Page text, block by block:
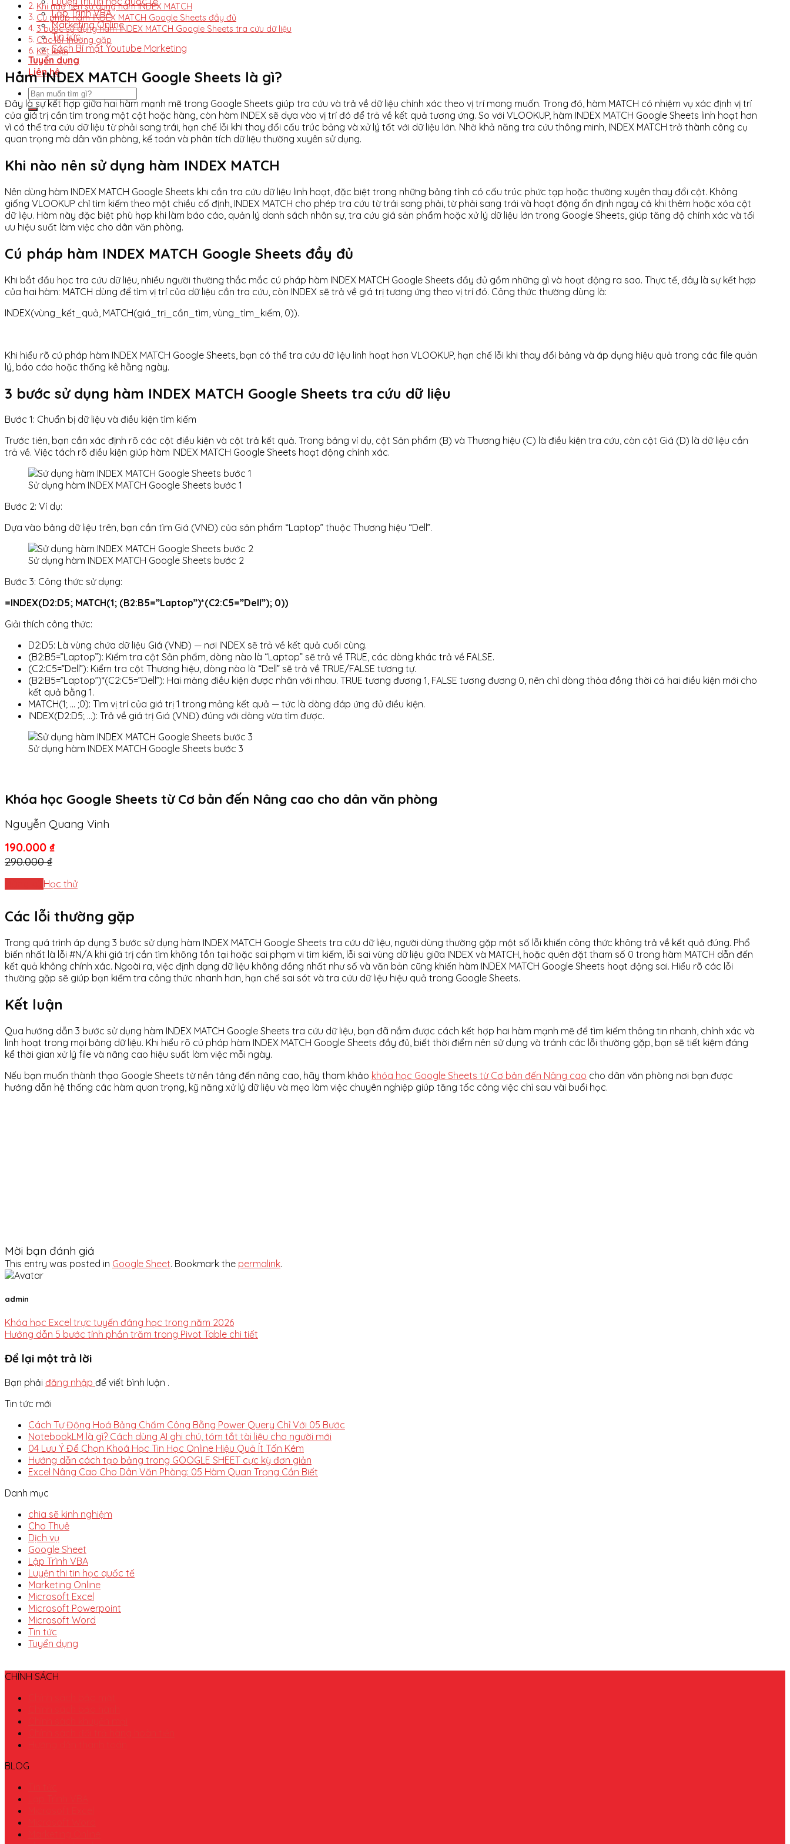
Lập Trình VBA
Marketing Online
Tin tức
Sách Bí mật Youtube Marketing
Tuyển dụng
Liên hệ
Khi nào nên sử dụng hàm INDEX MATCH
Cú pháp hàm INDEX MATCH Google Sheets đầy đủ
3 bước sử dụng hàm INDEX MATCH Google Sheets tra cứu dữ liệu
Các lỗi thường gặp
Kết luận
Hàm INDEX MATCH Google Sheets là gì?
Đây là sự kết hợp giữa hai hàm mạnh mẽ trong Google Sheets giúp tra cứu và trả về dữ liệu chính xác theo vị trí mong muốn. Trong đó, hàm MATCH có nhiệm vụ xác định vị trí
của giá trị cần tìm trong một cột hoặc hàng, còn hàm INDEX sẽ dựa vào vị trí đó để trả về kết quả tương ứng. So với VLOOKUP, hàm INDEX MATCH Google Sheets linh hoạt hơn
vì có thể tra cứu dữ liệu từ phải sang trái, hạn chế lỗi khi thay đổi cấu trúc bảng và xử lý tốt với dữ liệu lớn. Nhờ khả năng tra cứu thông minh, INDEX MATCH trở thành công cụ
quan trọng mà dân văn phòng, kế toán và phân tích dữ liệu thường xuyên sử dụng.
Khi nào nên sử dụng hàm INDEX MATCH
Nên dùng hàm INDEX MATCH Google Sheets khi cần tra cứu dữ liệu linh hoạt, đặc biệt trong những bảng tính có cấu trúc phức tạp hoặc thường xuyên thay đổi cột. Không
giống VLOOKUP chỉ tìm kiếm theo một chiều cố định, INDEX MATCH cho phép tra cứu từ trái sang phải, từ phải sang trái và hoạt động ổn định ngay cả khi thêm hoặc xóa cột
dữ liệu. Hàm này đặc biệt phù hợp khi làm báo cáo, quản lý danh sách nhân sự, tra cứu giá sản phẩm hoặc xử lý dữ liệu lớn trong Google Sheets, giúp tăng độ chính xác và tối
ưu hiệu suất làm việc cho dân văn phòng.
Cú pháp hàm INDEX MATCH Google Sheets đầy đủ
Khi bắt đầu học tra cứu dữ liệu, nhiều người thường thắc mắc cú pháp hàm INDEX MATCH Google Sheets đầy đủ gồm những gì và hoạt động ra sao. Thực tế, đây là sự kết hợp
của hai hàm: MATCH dùng để tìm vị trí của dữ liệu cần tra cứu, còn INDEX sẽ trả về giá trị tương ứng theo vị trí đó. Công thức thường dùng là:
INDEX(vùng_kết_quả, MATCH(giá_trị_cần_tìm, vùng_tìm_kiếm, 0)).
Khi hiểu rõ cú pháp hàm INDEX MATCH Google Sheets, bạn có thể tra cứu dữ liệu linh hoạt hơn VLOOKUP, hạn chế lỗi khi thay đổi bảng và áp dụng hiệu quả trong các file quản
lý, báo cáo hoặc thống kê hằng ngày.
3 bước sử dụng hàm INDEX MATCH Google Sheets tra cứu dữ liệu
Bước 1: Chuẩn bị dữ liệu và điều kiện tìm kiếm
Trước tiên, bạn cần xác định rõ các cột điều kiện và cột trả kết quả. Trong bảng ví dụ, cột Sản phẩm (B) và Thương hiệu (C) là điều kiện tra cứu, còn cột Giá (D) là dữ liệu cần
trả về. Việc tách rõ điều kiện giúp hàm INDEX MATCH Google Sheets hoạt động chính xác.
Sử dụng hàm INDEX MATCH Google Sheets bước 1
Bước 2: Ví dụ:
Dựa vào bảng dữ liệu trên, bạn cần tìm Giá (VNĐ) của sản phẩm “Laptop” thuộc Thương hiệu “Dell”.
Sử dụng hàm INDEX MATCH Google Sheets bước 2
Bước 3: Công thức sử dụng:
=INDEX(D2:D5; MATCH(1; (B2:B5=”Laptop”)*(C2:C5=”Dell”); 0))
Giải thích công thức:
D2:D5: Là vùng chứa dữ liệu Giá (VNĐ) — nơi INDEX sẽ trả về kết quả cuối cùng.
(B2:B5=”Laptop”): Kiểm tra cột Sản phẩm, dòng nào là “Laptop” sẽ trả về TRUE, các dòng khác trả về FALSE.
(C2:C5=”Dell”): Kiểm tra cột Thương hiệu, dòng nào là “Dell” sẽ trả về TRUE/FALSE tương tự.
(B2:B5=”Laptop”)*(C2:C5=”Dell”): Hai mảng điều kiện được nhân với nhau. TRUE tương đương 1, FALSE tương đương 0, nên chỉ dòng thỏa đồng thời cả hai điều kiện mới cho
kết quả bằng 1.
MATCH(1; … ;0): Tìm vị trí của giá trị 1 trong mảng kết quả — tức là dòng đáp ứng đủ điều kiện.
INDEX(D2:D5; …): Trả về giá trị Giá (VNĐ) đúng với dòng vừa tìm được.
Sử dụng hàm INDEX MATCH Google Sheets bước 3
Khóa học Google Sheets từ Cơ bản đến Nâng cao cho dân văn phòng
Nguyễn Quang Vinh
190.000 ₫
290.000 ₫
Học thử
Các lỗi thường gặp
Trong quá trình áp dụng 3 bước sử dụng hàm INDEX MATCH Google Sheets tra cứu dữ liệu, người dùng thường gặp một số lỗi khiến công thức không trả về kết quả đúng. Phổ
biến nhất là lỗi #N/A khi giá trị cần tìm không tồn tại hoặc sai phạm vi tìm kiếm, lỗi sai vùng dữ liệu giữa INDEX và MATCH, hoặc quên đặt tham số 0 trong hàm MATCH dẫn đến
kết quả không chính xác. Ngoài ra, việc định dạng dữ liệu không đồng nhất như số và văn bản cũng khiến hàm INDEX MATCH Google Sheets hoạt động sai. Hiểu rõ các lỗi
thường gặp sẽ giúp bạn kiểm tra công thức nhanh hơn, hạn chế sai sót và tra cứu dữ liệu hiệu quả trong Google Sheets.
Kết luận
Qua hướng dẫn 3 bước sử dụng hàm INDEX MATCH Google Sheets tra cứu dữ liệu, bạn đã nắm được cách kết hợp hai hàm mạnh mẽ để tìm kiếm thông tin nhanh, chính xác và
linh hoạt trong mọi bảng dữ liệu. Khi hiểu rõ cú pháp hàm INDEX MATCH Google Sheets đầy đủ, biết thời điểm nên sử dụng và tránh các lỗi thường gặp, bạn sẽ tiết kiệm đáng
kể thời gian xử lý file và nâng cao hiệu suất làm việc mỗi ngày.
Nếu bạn muốn thành thạo Google Sheets từ nền tảng đến nâng cao, hãy tham khảo khóa học Google Sheets từ Cơ bản đến Nâng cao cho dân văn phòng nơi bạn được
hướng dẫn hệ thống các hàm quan trọng, kỹ năng xử lý dữ liệu và mẹo làm việc chuyên nghiệp giúp tăng tốc công việc chỉ sau vài buổi học.
Mời bạn đánh giá
This entry was posted in Google Sheet. Bookmark the permalink.
admin
Khóa học Excel trực tuyến đáng học trong năm 2026
Hướng dẫn 5 bước tính phần trăm trong Pivot Table chi tiết
Để lại một trả lời
Bạn phải đăng nhập để viết bình luận .
Tin tức mới
Cách Tự Động Hoá Bảng Chấm Công Bằng Power Query Chỉ Với 05 Bước
NotebookLM là gì? Cách dùng AI ghi chú, tóm tắt tài liệu cho người mới
04 Lưu Ý Để Chọn Khoá Học Tin Học Online Hiệu Quả Ít Tốn Kém
Hướng dẫn cách tạo bảng trong GOOGLE SHEET cực kỳ đơn giản
Excel Nâng Cao Cho Dân Văn Phòng: 05 Hàm Quan Trọng Cần Biết
Danh mục
chia sẽ kinh nghiệm
Cho Thuê
Dịch vụ
Google Sheet
Lập Trình VBA
Luyện thi tin học quốc tế
Marketing Online
Microsoft Excel
Microsoft Powerpoint
Microsoft Word
Tin tức
Tuyển dụng
CHÍNH SÁCH
BLOG